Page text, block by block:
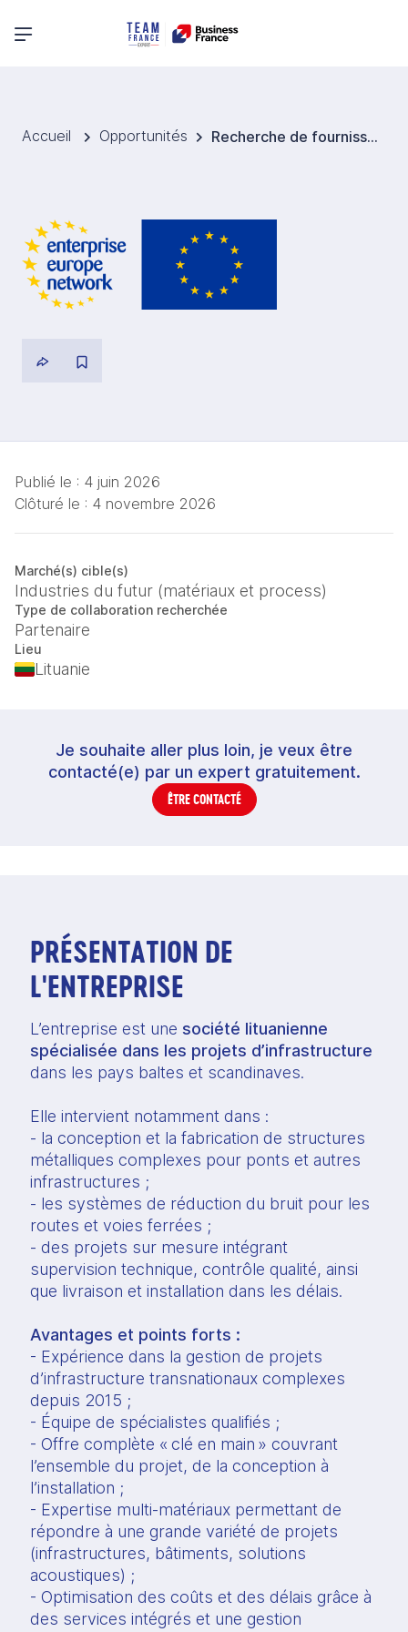
Menu principal
Accueil Opportunités Recherche de fournisseurs de bobines d’acier galvanisé prélaqué – Lituanie
Publié le : 4 juin 2026
Clôturé le : 4 novembre 2026
Marché(s) cible(s)
Industries du futur (matériaux et process)
Type de collaboration recherchée
Partenaire
Lieu
Lituanie
Je souhaite aller plus loin, je veux être
contacté(e) par un expert gratuitement.
ÊTRE CONTACTÉ
PRÉSENTATION DE
L'ENTREPRISE
L’entreprise est une société lituanienne
spécialisée dans les projets d’infrastructure
dans les pays baltes et scandinaves.
Elle intervient notamment dans :
- la conception et la fabrication de structures
métalliques complexes pour ponts et autres
infrastructures ;
- les systèmes de réduction du bruit pour les
routes et voies ferrées ;
- des projets sur mesure intégrant
supervision technique, contrôle qualité, ainsi
que livraison et installation dans les délais.
Avantages et points forts :
- Expérience dans la gestion de projets
d’infrastructure transnationaux complexes
depuis 2015 ;
- Équipe de spécialistes qualifiés ;
- Offre complète « clé en main » couvrant
l’ensemble du projet, de la conception à
l’installation ;
- Expertise multi-matériaux permettant de
répondre à une grande variété de projets
(infrastructures, bâtiments, solutions
acoustiques) ;
- Optimisation des coûts et des délais grâce à
des services intégrés et une gestion